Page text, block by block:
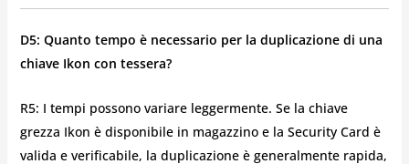
D5: Quanto tempo è necessario per la duplicazione di una
chiave Ikon con tessera?
R5: I tempi possono variare leggermente. Se la chiave
grezza Ikon è disponibile in magazzino e la Security Card è
valida e verificabile, la duplicazione è generalmente rapida,